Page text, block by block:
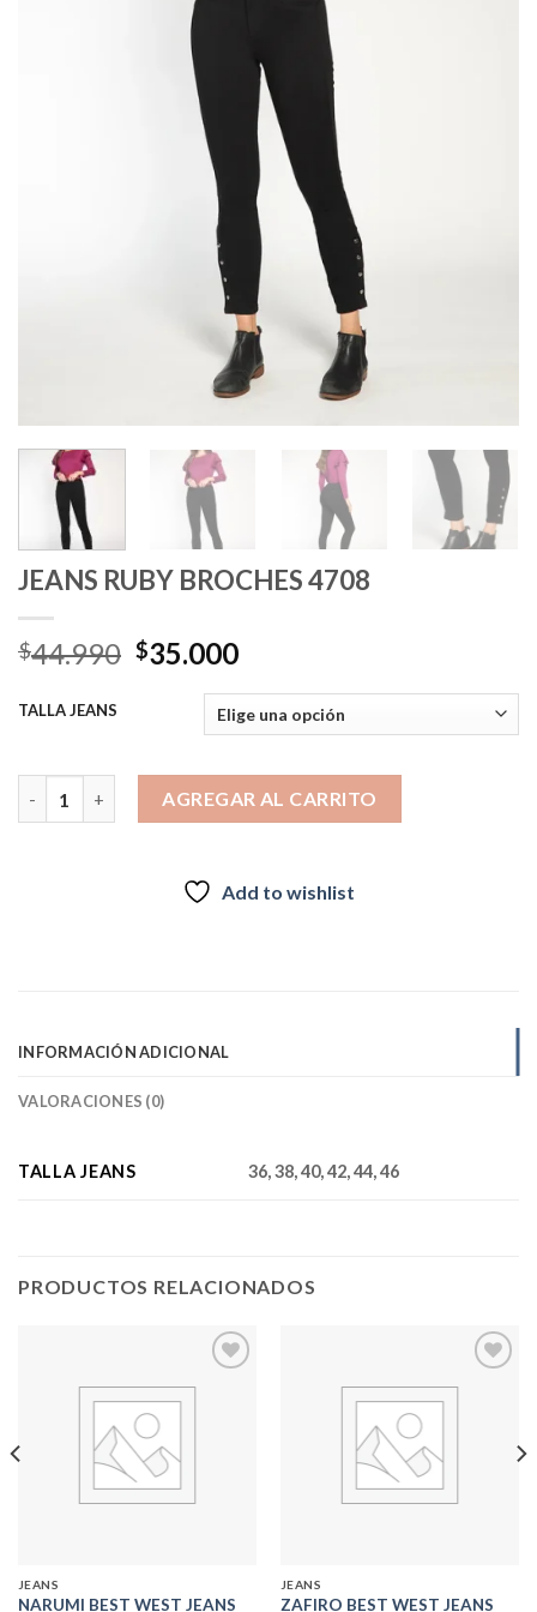
JEANS RUBY BROCHES 4708
$44.990 El
original
$44.990.
$35.000El
actual
es:
$35.000.
TALLA JEANS
AGREGAR AL CARRITO
Add to wishlist
INFORMACIÓN ADICIONAL
VALORACIONES (0)
TALLA JEANS 36, 38, 40, 42, 44, 46
PRODUCTOS RELACIONADOS
JEANS
NARUMI BEST WEST JEANS
JEANS
ZAFIRO BEST WEST JEANS